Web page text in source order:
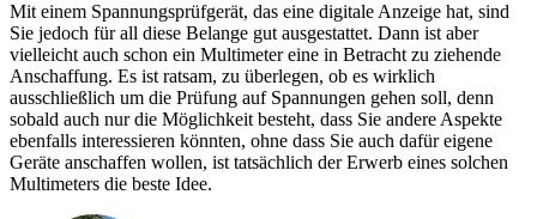
Mit einem Spannungsprüfgerät, das eine digitale Anzeige hat, sind
Sie jedoch für all diese Belange gut ausgestattet. Dann ist aber
vielleicht auch schon ein Multimeter eine in Betracht zu ziehende
Anschaffung. Es ist ratsam, zu überlegen, ob es wirklich
ausschließlich um die Prüfung auf Spannungen gehen soll, denn
sobald auch nur die Möglichkeit besteht, dass Sie andere Aspekte
ebenfalls interessieren könnten, ohne dass Sie auch dafür eigene
Geräte anschaffen wollen, ist tatsächlich der Erwerb eines solchen
Multimeters die beste Idee.